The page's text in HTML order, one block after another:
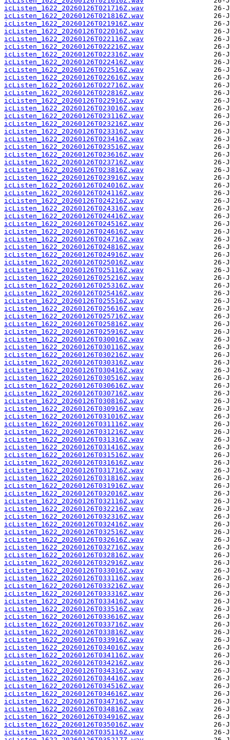
icListen_1622_20260126T021716Z.wav
icListen_1622_20260126T021816Z.wav
icListen_1622_20260126T021916Z.wav
icListen_1622_20260126T022016Z.wav
icListen_1622_20260126T022116Z.wav
icListen_1622_20260126T022216Z.wav
icListen_1622_20260126T022316Z.wav
icListen_1622_20260126T022416Z.wav
icListen_1622_20260126T022516Z.wav
icListen_1622_20260126T022616Z.wav
icListen_1622_20260126T022716Z.wav
icListen_1622_20260126T022816Z.wav
icListen_1622_20260126T022916Z.wav
icListen_1622_20260126T023016Z.wav
icListen_1622_20260126T023116Z.wav
icListen_1622_20260126T023216Z.wav
icListen_1622_20260126T023316Z.wav
icListen_1622_20260126T023416Z.wav
icListen_1622_20260126T023516Z.wav
icListen_1622_20260126T023616Z.wav
icListen_1622_20260126T023716Z.wav
icListen_1622_20260126T023816Z.wav
icListen_1622_20260126T023916Z.wav
icListen_1622_20260126T024016Z.wav
icListen_1622_20260126T024116Z.wav
icListen_1622_20260126T024216Z.wav
icListen_1622_20260126T024316Z.wav
icListen_1622_20260126T024416Z.wav
icListen_1622_20260126T024516Z.wav
icListen_1622_20260126T024616Z.wav
icListen_1622_20260126T024716Z.wav
icListen_1622_20260126T024816Z.wav
icListen_1622_20260126T024916Z.wav
icListen_1622_20260126T025016Z.wav
icListen_1622_20260126T025116Z.wav
icListen_1622_20260126T025216Z.wav
icListen_1622_20260126T025316Z.wav
icListen_1622_20260126T025416Z.wav
icListen_1622_20260126T025516Z.wav
icListen_1622_20260126T025616Z.wav
icListen_1622_20260126T025716Z.wav
icListen_1622_20260126T025816Z.wav
icListen_1622_20260126T025916Z.wav
icListen_1622_20260126T030016Z.wav
icListen_1622_20260126T030116Z.wav
icListen_1622_20260126T030216Z.wav
icListen_1622_20260126T030316Z.wav
icListen_1622_20260126T030416Z.wav
icListen_1622_20260126T030516Z.wav
icListen_1622_20260126T030616Z.wav
icListen_1622_20260126T030716Z.wav
icListen_1622_20260126T030816Z.wav
icListen_1622_20260126T030916Z.wav
icListen_1622_20260126T031016Z.wav
icListen_1622_20260126T031116Z.wav
icListen_1622_20260126T031216Z.wav
icListen_1622_20260126T031316Z.wav
icListen_1622_20260126T031416Z.wav
icListen_1622_20260126T031516Z.wav
icListen_1622_20260126T031616Z.wav
icListen_1622_20260126T031716Z.wav
icListen_1622_20260126T031816Z.wav
icListen_1622_20260126T031916Z.wav
icListen_1622_20260126T032016Z.wav
icListen_1622_20260126T032116Z.wav
icListen_1622_20260126T032216Z.wav
icListen_1622_20260126T032316Z.wav
icListen_1622_20260126T032416Z.wav
icListen_1622_20260126T032516Z.wav
icListen_1622_20260126T032616Z.wav
icListen_1622_20260126T032716Z.wav
icListen_1622_20260126T032816Z.wav
icListen_1622_20260126T032916Z.wav
icListen_1622_20260126T033016Z.wav
icListen_1622_20260126T033116Z.wav
icListen_1622_20260126T033216Z.wav
icListen_1622_20260126T033316Z.wav
icListen_1622_20260126T033416Z.wav
icListen_1622_20260126T033516Z.wav
icListen_1622_20260126T033616Z.wav
icListen_1622_20260126T033716Z.wav
icListen_1622_20260126T033816Z.wav
icListen_1622_20260126T033916Z.wav
icListen_1622_20260126T034016Z.wav
icListen_1622_20260126T034116Z.wav
icListen_1622_20260126T034216Z.wav
icListen_1622_20260126T034316Z.wav
icListen_1622_20260126T034416Z.wav
icListen_1622_20260126T034516Z.wav
icListen_1622_20260126T034616Z.wav
icListen_1622_20260126T034716Z.wav
icListen_1622_20260126T034816Z.wav
icListen_1622_20260126T034916Z.wav
icListen_1622_20260126T035016Z.wav
icListen_1622_20260126T035116Z.wav